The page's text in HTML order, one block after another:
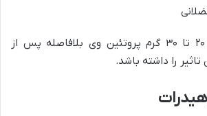
نحوه مصرف: مصرف ۲۰ تا ۳۰ گرم پروتئین وی بلافاصله پس از
تاثیر را داشته باشد.